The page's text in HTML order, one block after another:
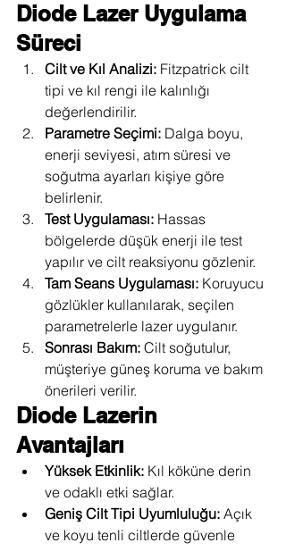
Diode Lazer Uygulama
Süreci
Cilt ve Kıl Analizi: Fitzpatrick cilt
tipi ve kıl rengi ile kalınlığı
değerlendirilir.
Parametre Seçimi: Dalga boyu,
enerji seviyesi, atım süresi ve
soğutma ayarları kişiye göre
belirlenir.
Test Uygulaması: Hassas
bölgelerde düşük enerji ile test
yapılır ve cilt reaksiyonu gözlenir.
Tam Seans Uygulaması: Koruyucu
gözlükler kullanılarak, seçilen
parametrelerle lazer uygulanır.
Sonrası Bakım: Cilt soğutulur,
müşteriye güneş koruma ve bakım
önerileri verilir.
Diode Lazerin
Avantajları
Yüksek Etkinlik: Kıl köküne derin
ve odaklı etki sağlar.
Geniş Cilt Tipi Uyumluluğu: Açık
ve koyu tenli ciltlerde güvenle